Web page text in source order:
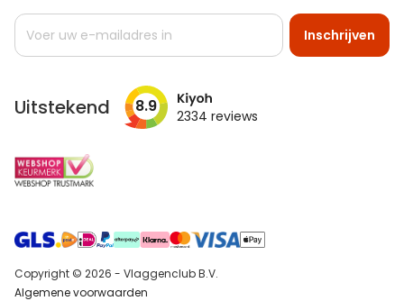
Abonneer
op
Inschrijven
Uitstekend 8.9 2334 reviews
Copyright © 2026 - Vlaggenclub B.V.
Algemene voorwaarden